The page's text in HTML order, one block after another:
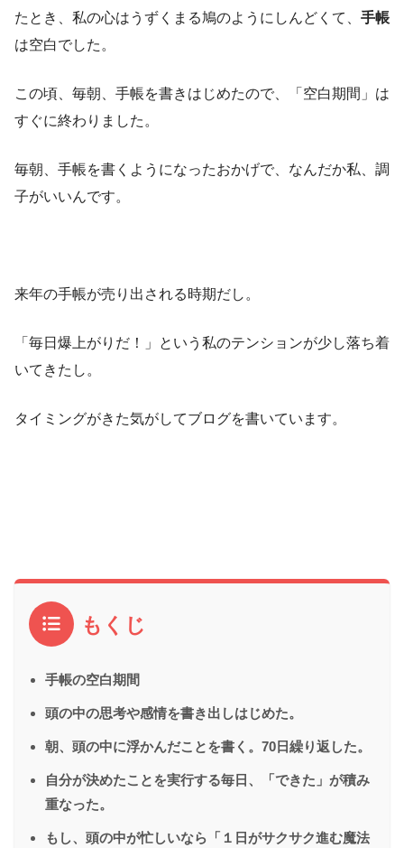
たとき、私の心はうずくまる鳩のようにしんどくて、 手帳
は空白でした。
この頃、毎朝、手帳を書きはじめたので、「空白期間」は
すぐに終わりました。
毎朝、手帳を書くようになったおかげで、なんだか私、調
子がいいんです。
来年の手帳が売り出される時期だし。
「毎日爆上がりだ！」という私のテンションが少し落ち着
いてきたし。
タイミングがきた気がしてブログを書いています。
もくじ
手帳の空白期間
頭の中の思考や感情を書き出しはじめた。
朝、頭の中に浮かんだことを書く。70日繰り返した。
自分が決めたことを実行する毎日、「できた」が積み
重なった。
もし、頭の中が忙しいなら「１日がサクサク進む魔法